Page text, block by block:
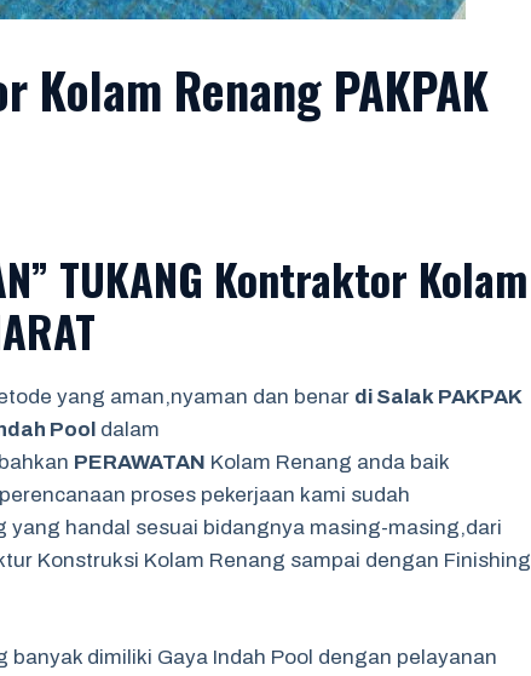
Kolam Renang PAKPAK
TUKANG Kontraktor Kolam
yang aman,nyaman dan benar di Salak PAKPAK
Pool dalam
bahkan PERAWATAN Kolam Renang anda baik
proses pekerjaan kami sudah
yang handal sesuai bidangnya masing-masing,dari
Konstruksi Kolam Renang sampai dengan Finishing
dimiliki Gaya Indah Pool dengan pelayanan